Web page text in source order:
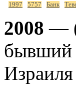
1997 5757 Банк
2008 —
бывший
Израиля